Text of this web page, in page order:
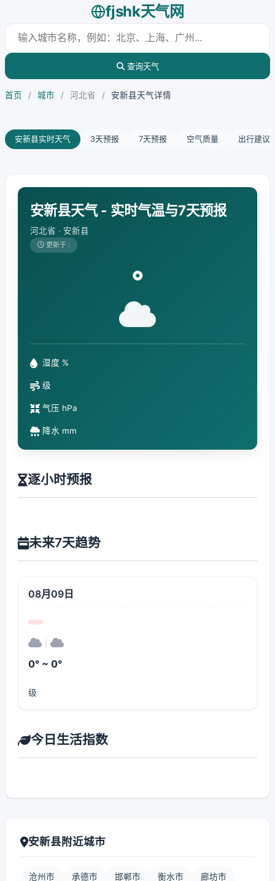
fjshk天气网
查询天气
首页 / 城市 / 河北省 / 安新县天气详情
安新县实时天气 3天预报 7天预报 空气质量 出行建议
安新县天气 - 实时气温与7天预报
河北省 · 安新县
更新于 :
°
湿度 %
级
气压 hPa
降水 mm
逐小时预报
未来7天趋势
08月09日
0° ~ 0°
级
今日生活指数
安新县附近城市
沧州市 承德市 邯郸市 衡水市 廊坊市